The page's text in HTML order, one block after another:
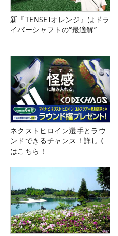
新『TENSEIオレンジ』はドラ
イバーシャフトの“最適解”
ネクストヒロイン選手とラウ
ンドできるチャンス！詳しく
はこちら！